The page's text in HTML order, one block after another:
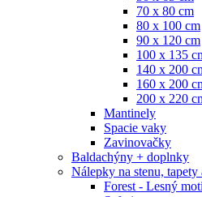
70 x 80 cm
80 x 100 cm
90 x 120 cm
100 x 135
140 x 200
160 x 200
200 x 220
Mantinely
Spacie vaky
Zavinovačky
Baldachýny + doplnky
Nálepky na stenu, tapety
Forest - Lesný